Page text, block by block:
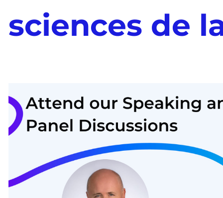
sciences de